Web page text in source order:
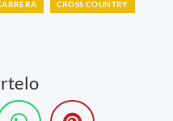
CROSS COUNTRY